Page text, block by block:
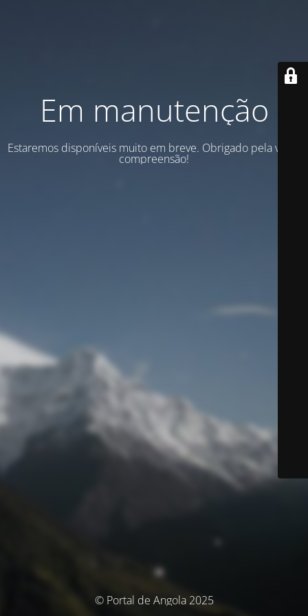
Em manutenção
Estaremos disponíveis muito em breve. Obrigado pela vossa
compreensão!
© Portal de Angola 2025